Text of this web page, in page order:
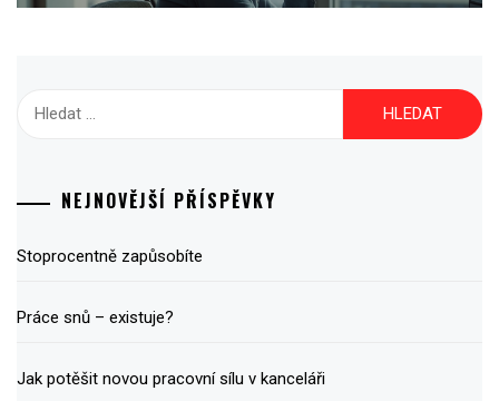
NEJNOVĚJŠÍ PŘÍSPĚVKY
Stoprocentně zapůsobíte
Práce snů – existuje?
Jak potěšit novou pracovní sílu v kanceláři